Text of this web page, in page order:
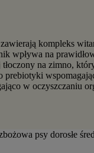
kompleks
wpływa na
na zimno,
prebiotyki
w oczyszczaniu
psy dorosłe